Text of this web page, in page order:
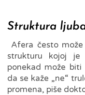
Struktura
Afera često
strukturu kojoj je
ponekad može
da se kaže „ne“
promena, piše